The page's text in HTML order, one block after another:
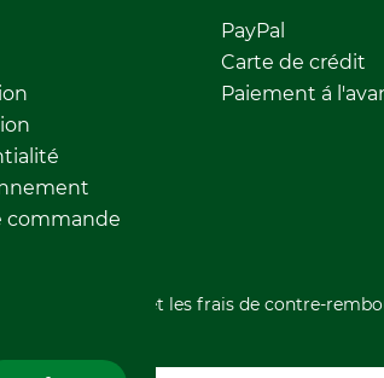
commande
PayPal
Carte de crédit
Paiement á
d'expédition et les frais de contre-